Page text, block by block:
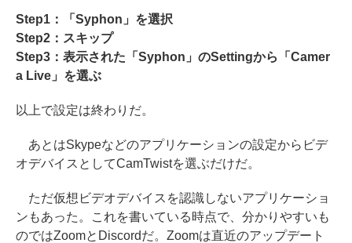
Step1：「Syphon」を選択
Step2：スキップ
Step3：表示された「Syphon」のSettingから「Camer
a Live」を選ぶ
以上で設定は終わりだ。
あとはSkypeなどのアプリケーションの設定からビデ
オデバイスとしてCamTwistを選ぶだけだ。
ただ仮想ビデオデバイスを認識しないアプリケーショ
ンもあった。これを書いている時点で、分かりやすいも
のではZoomとDiscordだ。Zoomは直近のアップデート